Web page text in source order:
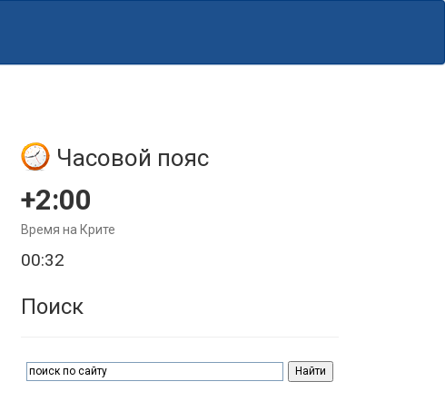
Часовой пояс
+2:00
Время на Крите
00:32
Поиск